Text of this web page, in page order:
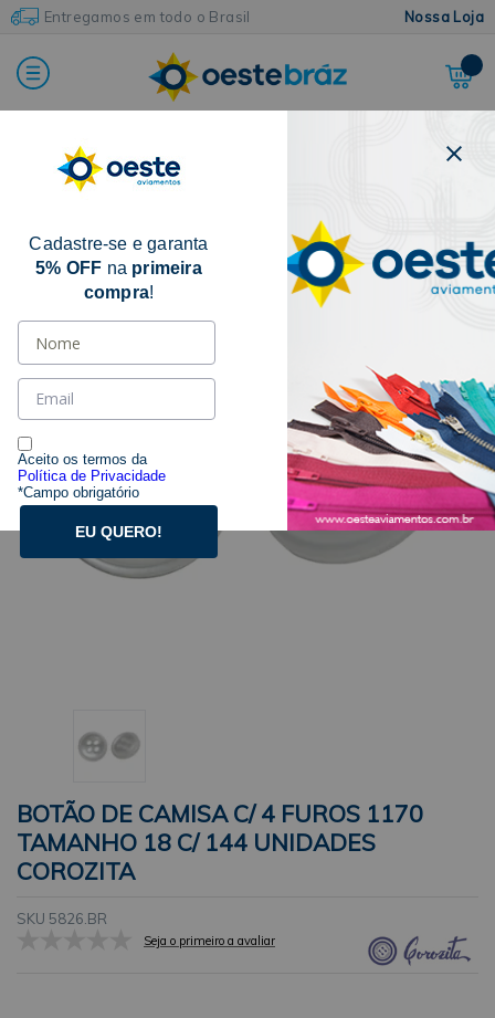
Entregamos em todo o Brasil Nossa Loja
Home Botões e Colchetes
BOTÃO DE CAMISA C/ 4 FUROS 1170
TAMANHO 18 C/ 144 UNIDADES
COROZITA
SKU 5826.BR
Seja o primeiro a avaliar
Cadastre-se e garanta
5% OFF na primeira
compra!
Aceito os termos da
Política de Privacidade
*Campo obrigatório
EU QUERO!